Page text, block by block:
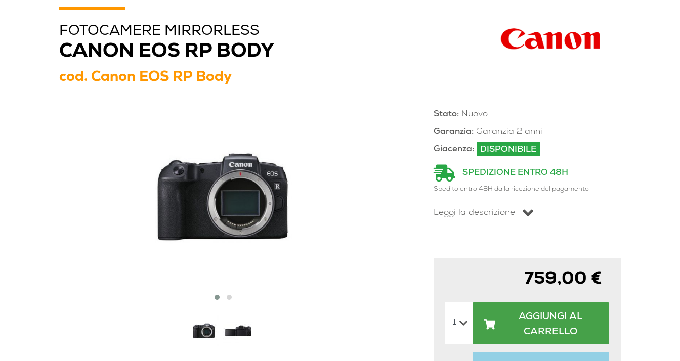
FOTOCAMERE MIRRORLESS
CANON EOS RP BODY
cod. Canon EOS RP Body
Stato: Nuovo
Garanzia: Garanzia 2 anni
Giacenza: DISPONIBILE
SPEDIZIONE ENTRO 48H
Spedito entro 48H dalla ricezione del pagamento
Leggi la descrizione
759,00 €
AGGIUNGI AL
CARRELLO